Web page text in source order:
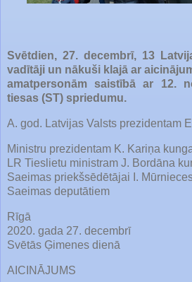
Svētdien, 27. decembrī, 13
vadītāji un nākuši klajā ar
amatpersonām saistībā ar 12.
tiesas (ST) spriedumu.
A. god. Latvijas Valsts prezidentam
Ministru prezidentam K. Kariņa
LR Tieslietu ministram J. Bordāna
Saeimas priekšsēdētājai I.
Saeimas deputātiem
Rīgā
2020. gada 27. decembrī
Svētās Ģimenes dienā
AICINĀJUMS